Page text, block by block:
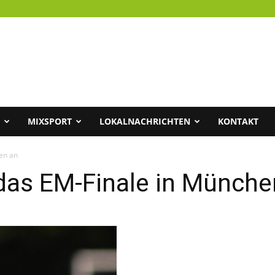
MIXSPORT LOKALNACHRICHTEN KONTAKT
an
EM-Finale in